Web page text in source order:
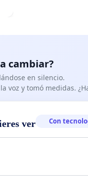
cambiar?
en silencio.
voz y tomó medidas.
ver Con